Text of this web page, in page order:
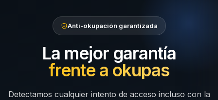
Anti-okupación garantizada
La mejor garantía
frente a okupas
Detectamos cualquier intento de acceso incluso con la